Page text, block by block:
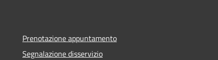
Prenotazione appuntamento
Segnalazione disservizio